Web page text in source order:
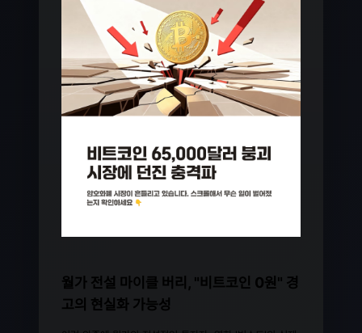
월가 전설 마이클 버리, "비트코인 0원" 경
고의 현실화 가능성